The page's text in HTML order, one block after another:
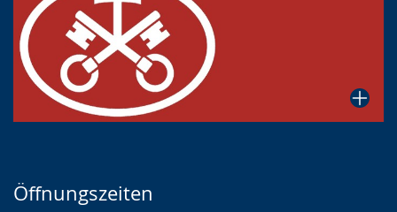
Öffnungszeiten